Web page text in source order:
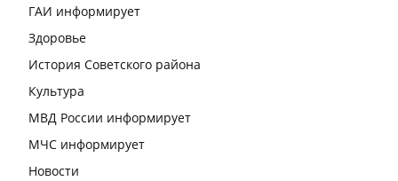
ГАИ информирует
Здоровье
История Советского района
Культура
МВД России информирует
МЧС информирует
Новости